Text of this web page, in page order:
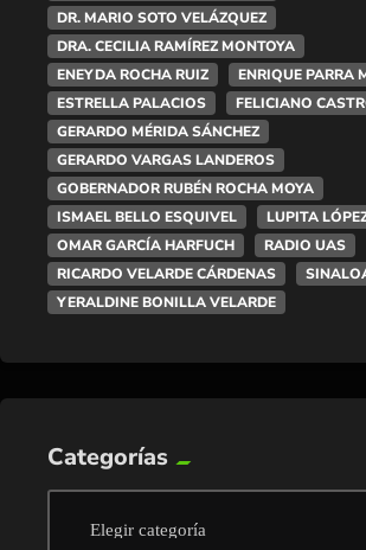
DR. MARIO SOTO VELÁZQUEZ
DRA. CECILIA RAMÍREZ MONTOYA
ENEYDA ROCHA RUIZ
ENRIQUE PARRA
ESTRELLA PALACIOS
FELICIANO
GERARDO MÉRIDA SÁNCHEZ
GERARDO VARGAS LANDEROS
GOBERNADOR RUBÉN ROCHA MOYA
ISMAEL BELLO ESQUIVEL
LUPITA
OMAR GARCÍA HARFUCH
RADIO UAS
RICARDO VELARDE CÁRDENAS
YERALDINE BONILLA VELARDE
Categorías